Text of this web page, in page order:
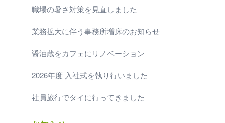
職場の暑さ対策を見直しました
業務拡大に伴う事務所増床のお知らせ
醤油蔵をカフェにリノベーション
2026年度 入社式を執り行いました
社員旅行でタイに行ってきました